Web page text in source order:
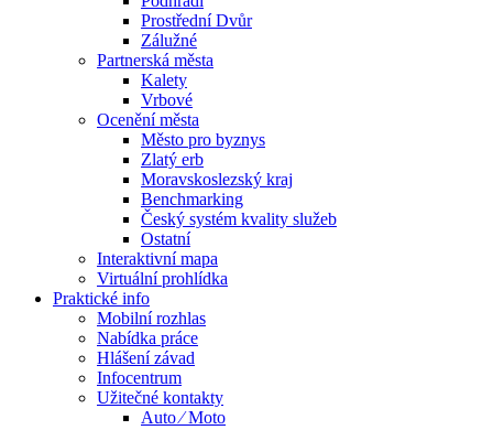
Prostřední Dvůr
Zálužné
Partnerská města
Kalety
Vrbové
Ocenění města
Město pro byznys
Zlatý erb
Moravskoslezský kraj
Benchmarking
Český systém kvality služeb
Ostatní
Interaktivní mapa
Virtuální prohlídka
Praktické info
Mobilní rozhlas
Nabídka práce
Hlášení závad
Infocentrum
Užitečné kontakty
Auto ⁄ Moto